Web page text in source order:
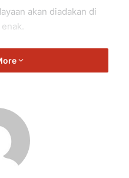
akan diadakan di
silaturahim selain
rakyat Malaysia,”